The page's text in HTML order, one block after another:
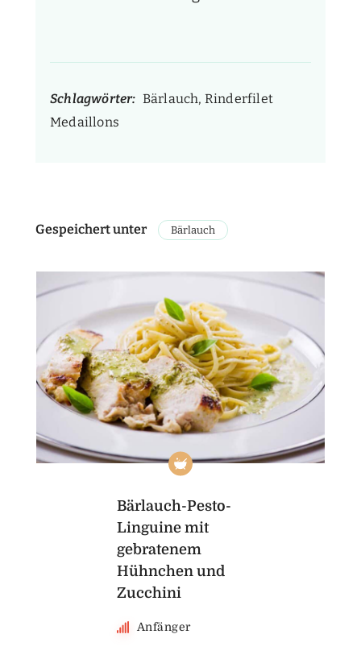
Schlagwörter: Bärlauch, Rinderfilet
Medaillons
Gespeichert unter Bärlauch
Bärlauch-Pesto-
Linguine mit
gebratenem
Hühnchen und
Zucchini
Anfänger